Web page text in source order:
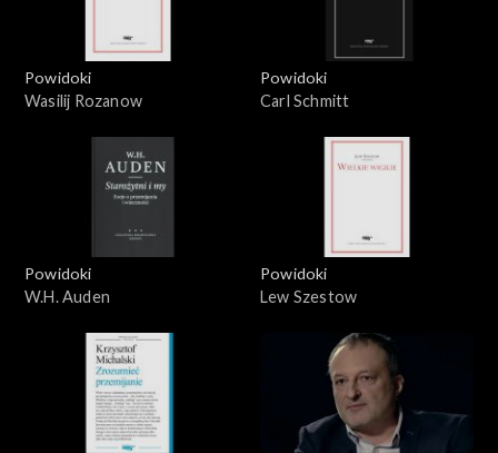
Powidoki
Wasilij Rozanow
Powidoki
Carl Schmitt
Powidoki
W.H. Auden
Powidoki
Lew Szestow